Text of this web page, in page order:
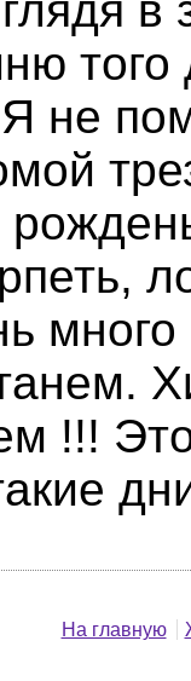
того
не
!!!
На главную